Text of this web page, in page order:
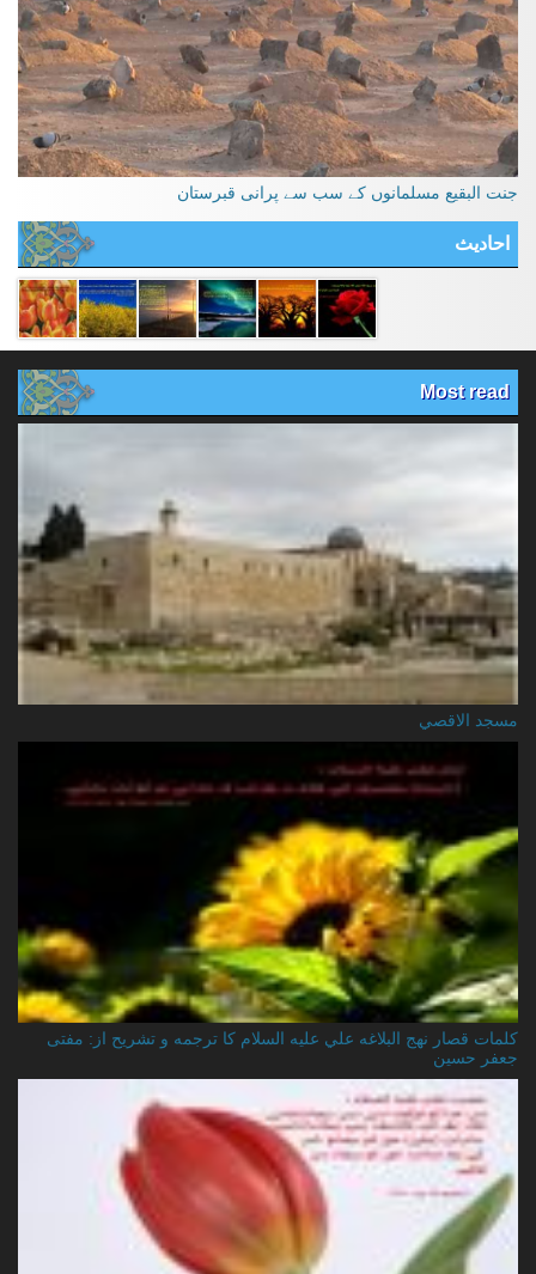
جنت البقیع مسلمانوں کے سب سے پرانی قبرستان
احادیث
Most read
مسجد الاقصي
کلمات قصار نهج البلاغه علي عليه السلام کا ترجمه و تشریح از: مفتی
جعفر حسین